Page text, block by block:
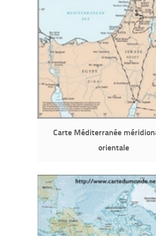
Carte Méditerranée
orientale